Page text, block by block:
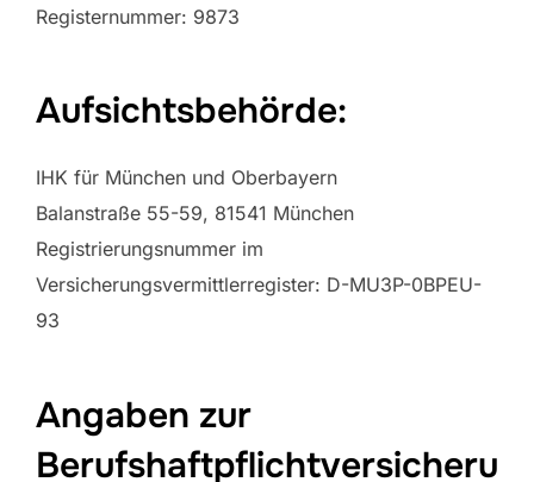
Registernummer: 9873
Aufsichtsbehörde:
IHK für München und Oberbayern
Balanstraße 55-59, 81541 München
Registrierungsnummer im
Versicherungsvermittlerregister: D-MU3P-0BPEU-
93
Angaben zur
Berufshaftpflichtversicheru